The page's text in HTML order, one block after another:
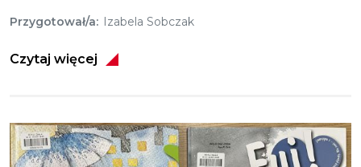
Przygotował/a Izabela Sobczak
Czytaj więcej
Obraz